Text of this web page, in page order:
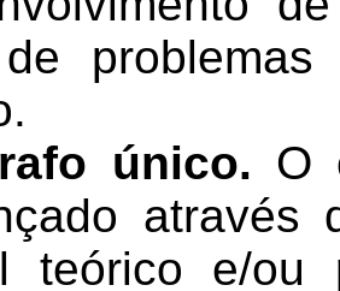
único. O
através
teórico e/ou